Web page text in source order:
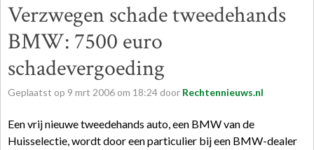
Verzwegen schade tweedehands
BMW: 7500 euro
schadevergoeding
Geplaatst op 9 mrt 2006 om 18:24 door Rechtennieuws.nl
Een vrij nieuwe tweedehands auto, een BMW van de
Huisselectie, wordt door een particulier bij een BMW-dealer